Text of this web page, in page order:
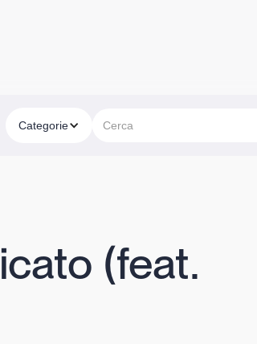
Categorie
(feat.